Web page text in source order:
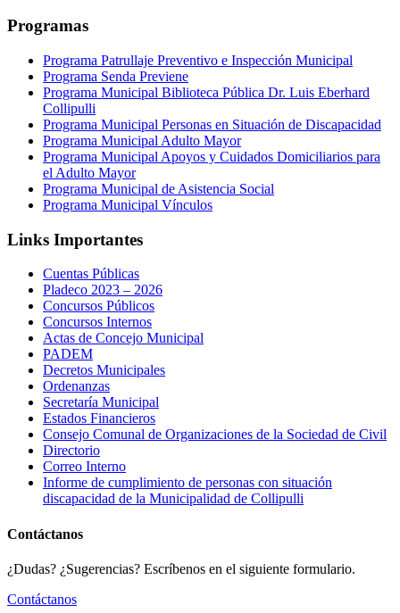
Programas
Programa Patrullaje Preventivo e Inspección Municipal
Programa Senda Previene
Programa Municipal Biblioteca Pública Dr. Luis Eberhard
Collipulli
Programa Municipal Personas en Situación de Discapacidad
Programa Municipal Adulto Mayor
Programa Municipal Apoyos y Cuidados Domiciliarios para
el Adulto Mayor
Programa Municipal de Asistencia Social
Programa Municipal Vínculos
Links Importantes
Cuentas Públicas
Pladeco 2023 – 2026
Concursos Públicos
Concursos Internos
Actas de Concejo Municipal
PADEM
Decretos Municipales
Ordenanzas
Secretaría Municipal
Estados Financieros
Consejo Comunal de Organizaciones de la Sociedad de Civil
Directorio
Correo Interno
Informe de cumplimiento de personas con situación
discapacidad de la Municipalidad de Collipulli
Contáctanos
¿Dudas? ¿Sugerencias? Escríbenos en el siguiente formulario.
Contáctanos